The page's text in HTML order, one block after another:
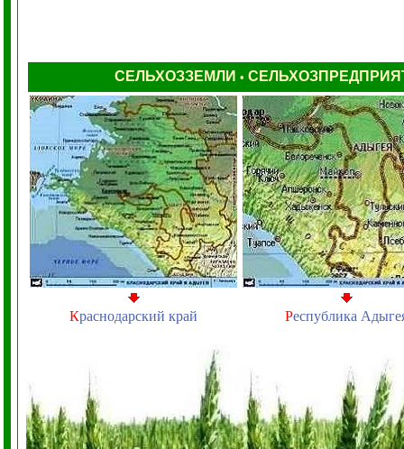
СЕЛЬХОЗЗЕМЛИ •
Краснодарский край Республика